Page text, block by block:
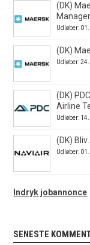
(DK)
Manager
Udløber:
(DK)
Udløber:
(DK)
Airline
Udløber:
(DK)
Udløber:
Indryk jobannonce
SENESTE